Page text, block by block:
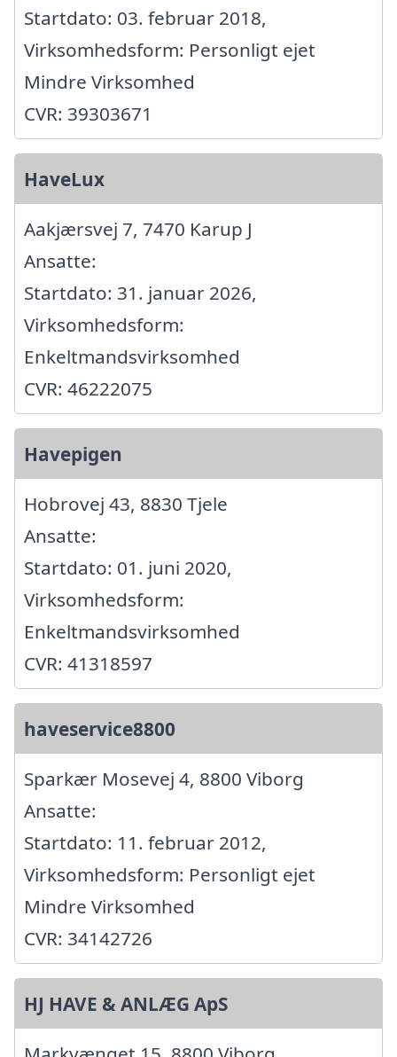
Startdato: 03. februar 2018,
Virksomhedsform: Personligt ejet
Mindre Virksomhed
CVR: 39303671
HaveLux
Aakjærsvej 7, 7470 Karup J
Ansatte:
Startdato: 31. januar 2026,
Virksomhedsform:
Enkeltmandsvirksomhed
CVR: 46222075
Havepigen
Hobrovej 43, 8830 Tjele
Ansatte:
Startdato: 01. juni 2020,
Virksomhedsform:
Enkeltmandsvirksomhed
CVR: 41318597
haveservice8800
Sparkær Mosevej 4, 8800 Viborg
Ansatte:
Startdato: 11. februar 2012,
Virksomhedsform: Personligt ejet
Mindre Virksomhed
CVR: 34142726
HJ HAVE & ANLÆG ApS